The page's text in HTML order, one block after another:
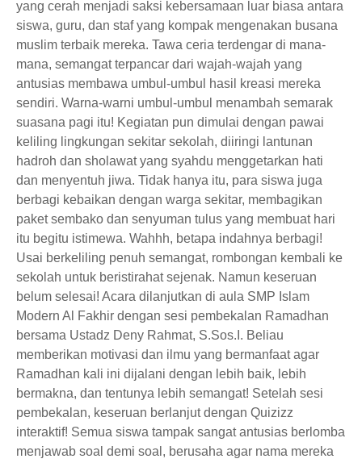
yang cerah menjadi saksi kebersamaan luar biasa antara
siswa, guru, dan staf yang kompak mengenakan busana
muslim terbaik mereka. Tawa ceria terdengar di mana-
mana, semangat terpancar dari wajah-wajah yang
antusias membawa umbul-umbul hasil kreasi mereka
sendiri. Warna-warni umbul-umbul menambah semarak
suasana pagi itu! Kegiatan pun dimulai dengan pawai
keliling lingkungan sekitar sekolah, diiringi lantunan
hadroh dan sholawat yang syahdu menggetarkan hati
dan menyentuh jiwa. Tidak hanya itu, para siswa juga
berbagi kebaikan dengan warga sekitar, membagikan
paket sembako dan senyuman tulus yang membuat hari
itu begitu istimewa. Wahhh, betapa indahnya berbagi!
Usai berkeliling penuh semangat, rombongan kembali ke
sekolah untuk beristirahat sejenak. Namun keseruan
belum selesai! Acara dilanjutkan di aula SMP Islam
Modern Al Fakhir dengan sesi pembekalan Ramadhan
bersama Ustadz Deny Rahmat, S.Sos.I. Beliau
memberikan motivasi dan ilmu yang bermanfaat agar
Ramadhan kali ini dijalani dengan lebih baik, lebih
bermakna, dan tentunya lebih semangat! Setelah sesi
pembekalan, keseruan berlanjut dengan Quizizz
interaktif! Semua siswa tampak sangat antusias berlomba
menjawab soal demi soal, berusaha agar nama mereka